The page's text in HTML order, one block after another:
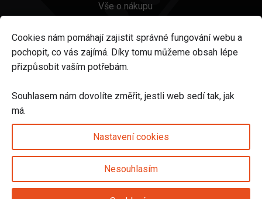
Vše o nákupu
Platba a doprava
Reklamace a vrácení
Obchodní podmínky
Odstoupení od smlouvy
Sledujte nás na
Cookies nám pomáhají zajistit správné fungování webu a
pochopit, co vás zajímá. Díky tomu můžeme obsah lépe
přizpůsobit vaším potřebám.
Souhlasem nám dovolíte změřit, jestli web sedí tak, jak
má.
Nastavení cookies
Nesouhlasím